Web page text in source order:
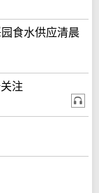
食水供应清晨
注